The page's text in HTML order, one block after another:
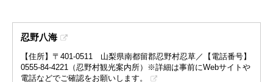
忍野八海
【住所】〒401-0511 山梨県南都留郡忍野村忍草／【電話番号】
0555-84-4221（忍野村観光案内所）※詳細は事前にWebサイトや
電話などでご確認をお願いします。